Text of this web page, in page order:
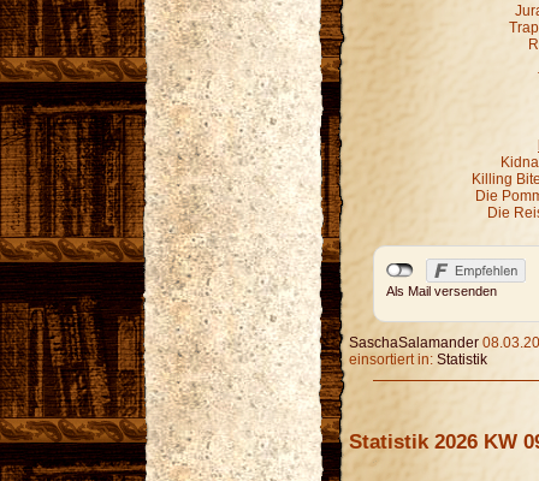
Killing
Die
Die
Als Mail versenden
SaschaSalamander
einsortiert in: Statistik
Statistik 2026 KW